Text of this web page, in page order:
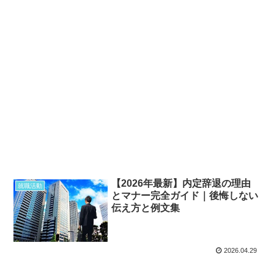
就職活動
【2026年最新】内定辞退の理由
とマナー完全ガイド｜後悔しない
伝え方と例文集
2026.04.29